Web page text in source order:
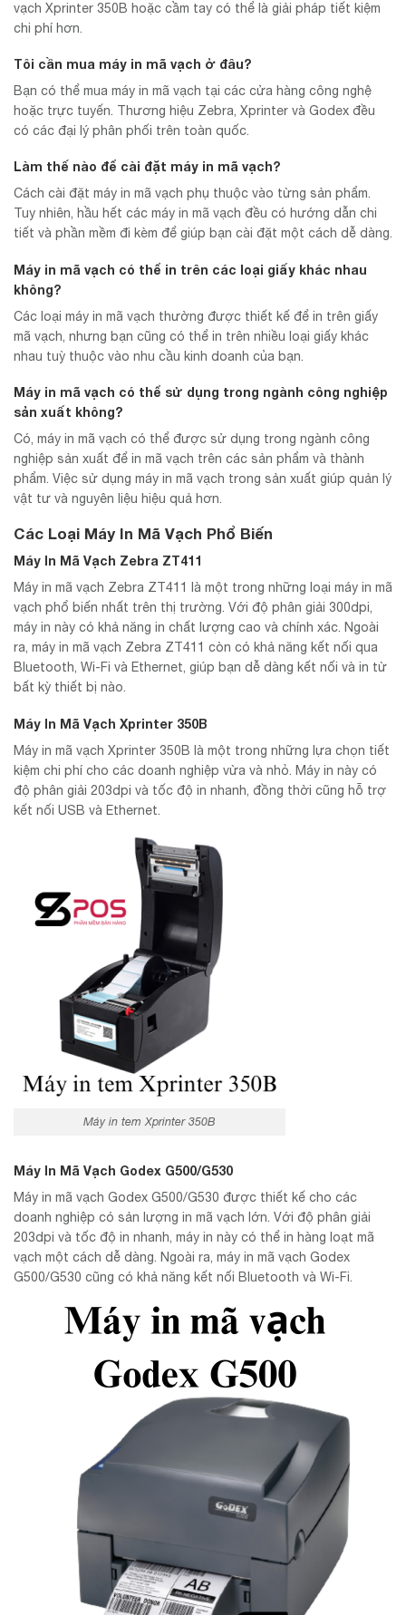
vạch Xprinter 350B hoặc cầm tay có thể là giải pháp tiết kiệm
chi phí hơn.
Tôi cần mua máy in mã vạch ở đâu?
Bạn có thể mua máy in mã vạch tại các cửa hàng công nghệ
hoặc trực tuyến. Thương hiệu Zebra, Xprinter và Godex đều
có các đại lý phân phối trên toàn quốc.
Làm thế nào để cài đặt máy in mã vạch?
Cách cài đặt máy in mã vạch phụ thuộc vào từng sản phẩm.
Tuy nhiên, hầu hết các máy in mã vạch đều có hướng dẫn chi
tiết và phần mềm đi kèm để giúp bạn cài đặt một cách dễ dàng.
Máy in mã vạch có thể in trên các loại giấy khác nhau
không?
Các loại máy in mã vạch thường được thiết kế để in trên giấy
mã vạch, nhưng bạn cũng có thể in trên nhiều loại giấy khác
nhau tuỳ thuộc vào nhu cầu kinh doanh của bạn.
Máy in mã vạch có thể sử dụng trong ngành công nghiệp
sản xuất không?
Có, máy in mã vạch có thể được sử dụng trong ngành công
nghiệp sản xuất để in mã vạch trên các sản phẩm và thành
phẩm. Việc sử dụng máy in mã vạch trong sản xuất giúp quản lý
vật tư và nguyên liệu hiệu quả hơn.
Các Loại Máy In Mã Vạch Phổ Biến
Máy In Mã Vạch Zebra ZT411
Máy in mã vạch Zebra ZT411 là một trong những loại máy in mã
vạch phổ biến nhất trên thị trường. Với độ phân giải 300dpi,
máy in này có khả năng in chất lượng cao và chính xác. Ngoài
ra, máy in mã vạch Zebra ZT411 còn có khả năng kết nối qua
Bluetooth, Wi-Fi và Ethernet, giúp bạn dễ dàng kết nối và in từ
bất kỳ thiết bị nào.
Máy In Mã Vạch Xprinter 350B
Máy in mã vạch Xprinter 350B là một trong những lựa chọn tiết
kiệm chi phí cho các doanh nghiệp vừa và nhỏ. Máy in này có
độ phân giải 203dpi và tốc độ in nhanh, đồng thời cũng hỗ trợ
kết nối USB và Ethernet.
Máy in tem Xprinter 350B
Máy In Mã Vạch Godex G500/G530
Máy in mã vạch Godex G500/G530 được thiết kế cho các
doanh nghiệp có sản lượng in mã vạch lớn. Với độ phân giải
203dpi và tốc độ in nhanh, máy in này có thể in hàng loạt mã
vạch một cách dễ dàng. Ngoài ra, máy in mã vạch Godex
G500/G530 cũng có khả năng kết nối Bluetooth và Wi-Fi.